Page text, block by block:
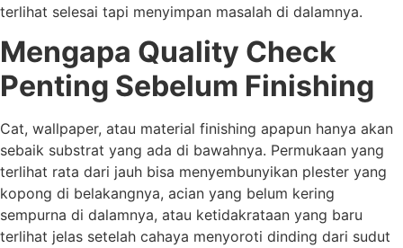
terlihat selesai tapi menyimpan masalah di dalamnya.
Mengapa Quality Check
Penting Sebelum Finishing
Cat, wallpaper, atau material finishing apapun hanya akan
sebaik substrat yang ada di bawahnya. Permukaan yang
terlihat rata dari jauh bisa menyembunyikan plester yang
kopong di belakangnya, acian yang belum kering
sempurna di dalamnya, atau ketidakrataan yang baru
terlihat jelas setelah cahaya menyoroti dinding dari sudut